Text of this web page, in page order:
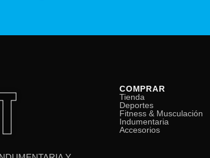
COMPRAR
Tienda
Deportes
Fitness & Musculación
Indumentaria
Accesorios